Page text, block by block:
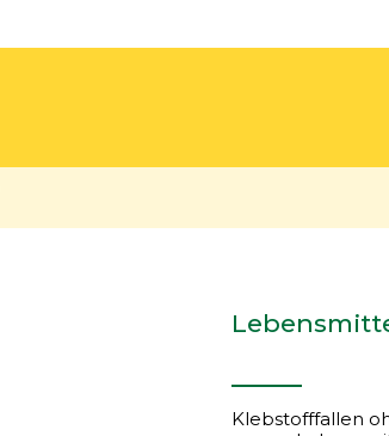
Klebstofffallen